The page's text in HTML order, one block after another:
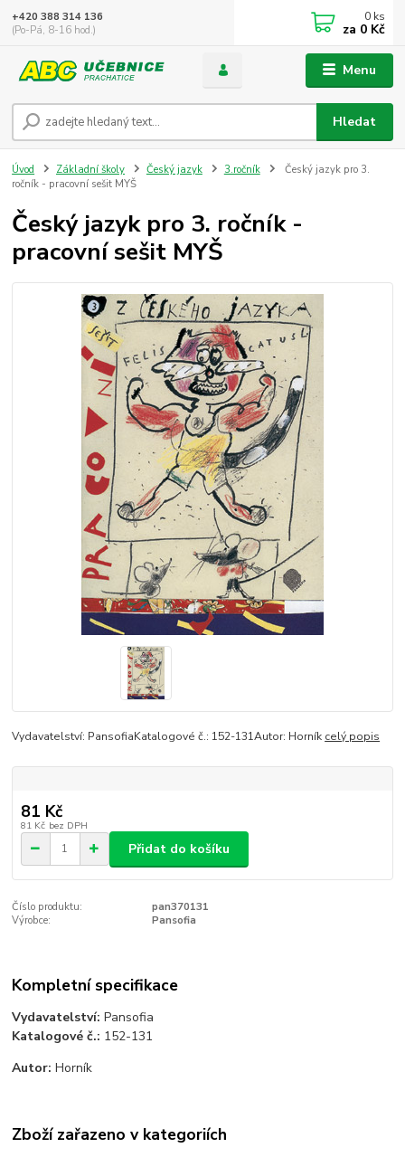
Menu
Hledat
+420 388 314 136
(Po-Pá, 8-16 hod.)
0 ks
za 0 Kč
Úvod Základní školy Český jazyk 3.ročník
Český jazyk pro 3.
ročník - pracovní sešit MYŠ
Český jazyk pro 3. ročník -
pracovní sešit MYŠ
Vydavatelství: PansofiaKatalogové č.: 152-131Autor: Horník celý popis
81 Kč
81 Kč bez DPH
Přidat do košíku
Číslo produktu:
pan370131
Výrobce:
Pansofia
Kompletní specifikace
Vydavatelství:Pansofia
Katalogové č.: 152-131
Autor: Horník
Zboží zařazeno v kategoriích